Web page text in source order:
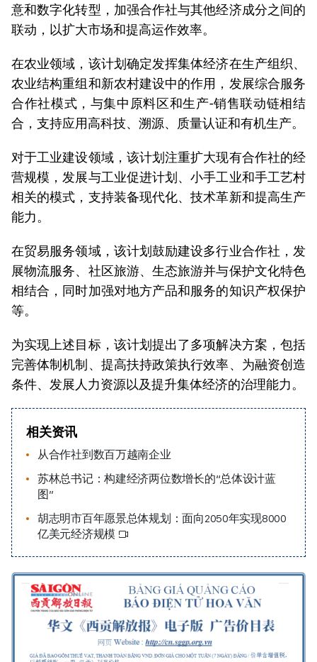
意和数字化转型，加强合作社与其他经济成分之间的
联动，以扩大市场和提高运作效率。
在农业领域，该计划确定发挥集体经济在生产组织、
农业结构重组和新农村建设中的作用，发展综合服务
合作社模式，与集中原料区和生产-销售联动链相结
合，支持应用高科技、溯源、质量认证和有机生产。
对于工业建设领域，该计划注重扩大现有合作社的经
营规模，发展与工业促进计划、小手工业和手工艺村
相关的模式，支持装备现代化、技术革新和提高生产
能力。
在贸易服务领域，该计划鼓励建设多行业合作社，发
展物流服务、社区旅游、生态旅游并与保护文化特色
相结合，同时加强对地方产品和服务的知识产权保护
等。
为实现上述目标，该计划提出了多项解决方案，包括
完善体制机制、提高扶持政策执行效率、为融资创造
条件、发展人力资源以及提升集体经济的治理能力。
相关资讯
从合作社到数百万越南企业
苏林总书记：构建经济两位数增长的“总体设计蓝
图”
胡志明市百年愿景总体规划：面向2050年实现8000
亿美元经济规模